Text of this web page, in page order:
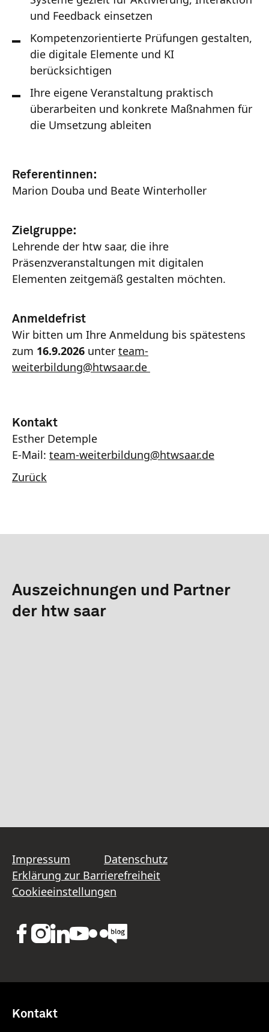
und Feedback einsetzen
Kompetenzorientierte Prüfungen gestalten,
die digitale Elemente und KI
berücksichtigen
Ihre eigene Veranstaltung praktisch
überarbeiten und konkrete Maßnahmen für
die Umsetzung ableiten
Referentinnen:
Marion Douba und Beate Winterholler
Zielgruppe:
Lehrende der htw saar, die ihre
Präsenzveranstaltungen mit digitalen
Elementen zeitgemäß gestalten möchten.
Anmeldefrist
Wir bitten um Ihre Anmeldung bis spätestens
zum 16.9.2026 unter team-
weiterbildung@htwsaar.de
Kontakt
Esther Detemple
E-Mail: team-weiterbildung@htwsaar.de
Zurück
Auszeichnungen und Partner
der htw saar
Impressum
Datenschutz
Erklärung zur Barrierefreiheit
Cookieeinstellungen
Kontakt